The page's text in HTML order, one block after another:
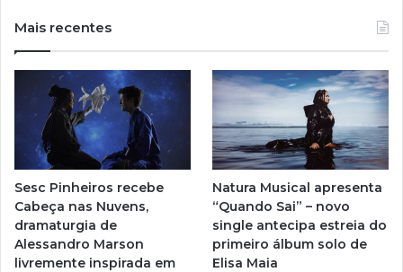
e
g
r
a
m
Mais recentes
Sesc Pinheiros recebe
Cabeça nas Nuvens,
dramaturgia de
Alessandro Marson
livremente inspirada em
Natura Musical apresenta
“Quando Sai” – novo
single antecipa estreia do
primeiro álbum solo de
Elisa Maia